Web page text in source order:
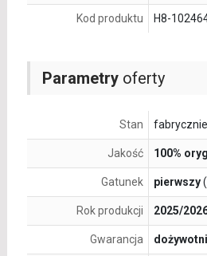
Parametryoferty
Stan fabrycznie
Jakość 100%
Gatunek pierwszy
Rok produkcji 2025/
Gwarancja
Kod produktu H8-